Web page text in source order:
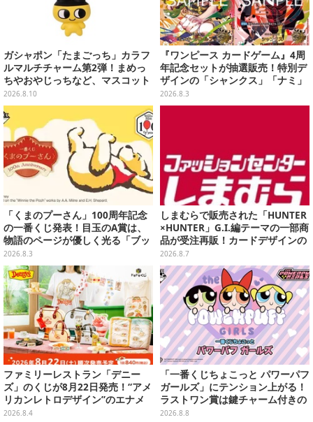
ガシャポン「たまごっち」カラフ
ルマルチチャーム第2弾！まめっ
ちやおやじっちなど、マスコット
＆バンドの色がリンクした全6種
2026.8.10
『ワンピース カードゲーム』4周
年記念セットが抽選販売！特別デ
ザインの「シャンクス」「ナミ」
など9枚のプロモカードを収録
2026.8.3
「くまのプーさん」100周年記念
の一番くじ発表！目玉のA賞は、
物語のページが優しく光る「ブッ
クシェイプドライト」
2026.8.3
しまむらで販売された「HUNTER
×HUNTER」G.I.編テーマの一部商
品が受注再販！カードデザインの
キーホルダーや、キルアたちのセ
リフ付ソックスなど
2026.8.7
ファミリーレストラン「デニー
ズ」のくじが8月22日発売！“アメ
リカンレトロデザイン”のエナメ
ルバッグやTシャツなど、日常使
2026.8.4
「一番くじちょこっと パワーパフ
ガールズ」にテンション上がる！
ラストワン賞は鍵チャーム付きの
シール帳スペシャルセット
2026.8.8